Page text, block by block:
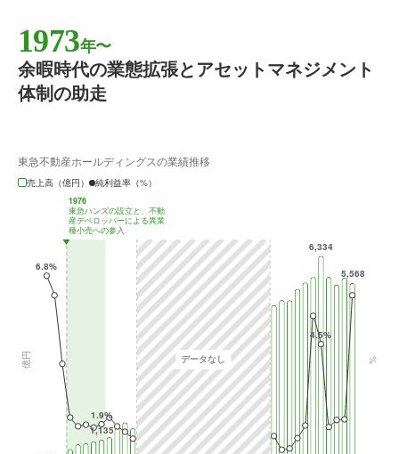
1973年〜
余暇時代の業態拡張とアセットマネジメント
体制の助走
東急不動産ホールディングスの業績推移
売上高（億円）
純利益率（%）